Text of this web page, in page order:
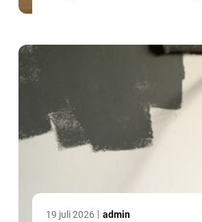
19 juli 2026 admin